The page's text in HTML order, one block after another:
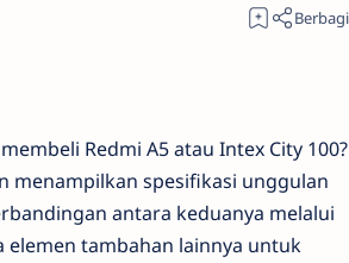
Redmi A5 atau Intex City 100?
menampilkan spesifikasi unggulan
antara keduanya melalui
elemen tambahan lainnya untuk